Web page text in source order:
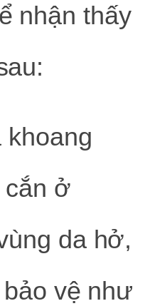
nhận thấy
khoang
ở
da hở,
vệ như